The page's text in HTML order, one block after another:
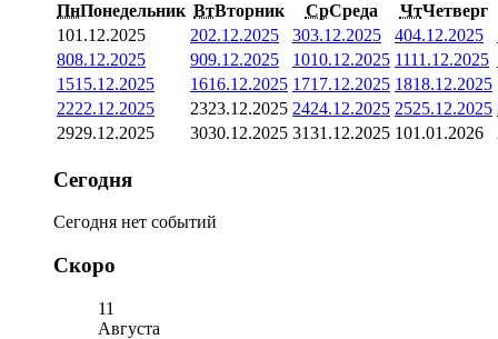
ПнПонедельник ВтВторник СрСреда ЧтЧетверг
101.12.2025 202.12.2025 303.12.2025 404.12.2025
808.12.2025 909.12.2025 1010.12.2025 1111.12.2025
1515.12.2025 1616.12.2025 1717.12.2025 1818.12.2025
2222.12.2025 2323.12.2025 2424.12.2025 2525.12.2025
2929.12.2025 3030.12.2025 3131.12.2025 101.01.2026
Сегодня
Сегодня нет событий
Скоро
11
Августа